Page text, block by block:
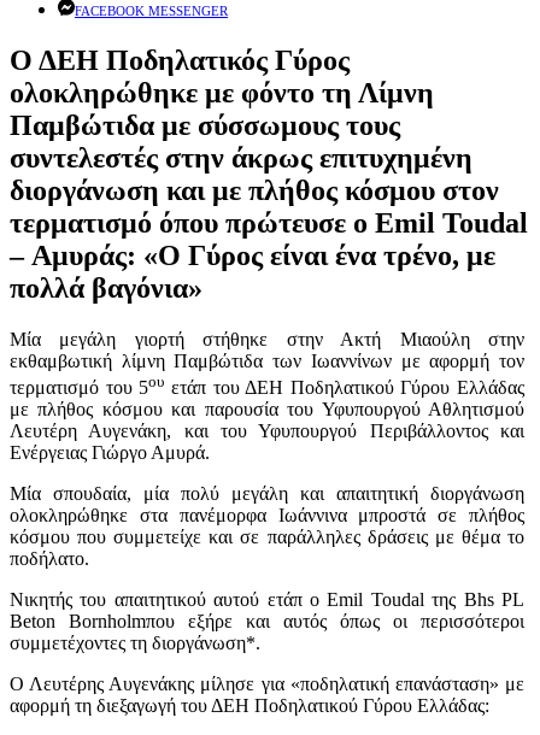
FACEBOOK MESSENGER
Ο ΔΕΗ Ποδηλατικός Γύρος
ολοκληρώθηκε με φόντο τη Λίμνη
Παμβώτιδα με σύσσωμους τους
συντελεστές στην άκρως επιτυχημένη
διοργάνωση και με πλήθος κόσμου στον
τερματισμό όπου πρώτευσε ο Emil Toudal
– Αμυράς: «Ο Γύρος είναι ένα τρένο, με
πολλά βαγόνια»
Μία μεγάλη γιορτή στήθηκε στην Ακτή Μιαούλη στην
εκθαμβωτική λίμνη Παμβώτιδα των Ιωαννίνων με αφορμή τον
τερματισμό του 5ου ετάπ του ΔΕΗ Ποδηλατικού Γύρου Ελλάδας
με πλήθος κόσμου και παρουσία του Υφυπουργού Αθλητισμού
Λευτέρη Αυγενάκη, και του Υφυπουργού Περιβάλλοντος και
Ενέργειας Γιώργο Αμυρά.
Μία σπουδαία, μία πολύ μεγάλη και απαιτητική διοργάνωση
ολοκληρώθηκε στα πανέμορφα Ιωάννινα μπροστά σε πλήθος
κόσμου που συμμετείχε και σε παράλληλες δράσεις με θέμα το
ποδήλατο.
Νικητής του απαιτητικού αυτού ετάπ ο Emil Toudal της Bhs PL
Beton Bornholmπου εξήρε και αυτός όπως οι περισσότεροι
συμμετέχοντες τη διοργάνωση*.
Ο Λευτέρης Αυγενάκης μίλησε για «ποδηλατική επανάσταση» με
αφορμή τη διεξαγωγή του ΔΕΗ Ποδηλατικού Γύρου Ελλάδας: